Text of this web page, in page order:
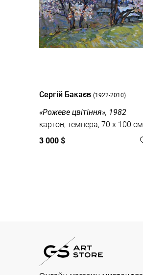
Сергій Бакаєв (1922-2010)
«Рожеве цвітіння», 1982
картон, темпера, 70 x 100 см
3 000 $